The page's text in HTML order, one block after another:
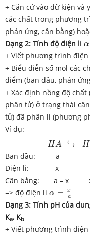
+ Căn cứ vào dữ kiện và
các chất trong phương
phản ứng, cân bằng)
Dạng 2: Tính độ điện li α
α
+ Viết phương trình điện
+ Biểu diễn số mol các
điểm (ban đầu, phản
+ Xác định nồng độ
phân tử) ở trạng thái
tử) đã phân li (phương
Ví dụ:
HA ⇆ H
Ban đầu:
Điện li: x
Cân bằng: a –
=> độ điện li α =
x
a
α a
Dạng 3: Tính pH của
Ka, Kb
+ Viết phương trình